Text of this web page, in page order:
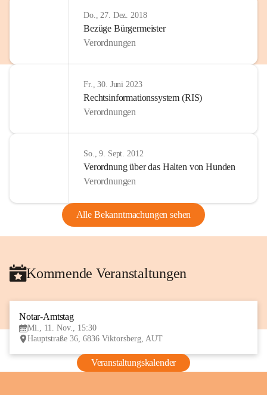
Do., 27. Dez. 2018
Bezüge Bürgermeister
Verordnungen
Fr., 30. Juni 2023
Rechtsinformationssystem (RIS)
Verordnungen
So., 9. Sept. 2012
Verordnung über das Halten von Hunden
Verordnungen
Alle Bekanntmachungen sehen
Kommende Veranstaltungen
Notar-Amtstag
Mi., 11. Nov., 15:30
Hauptstraße 36, 6836 Viktorsberg, AUT
Veranstaltungskalender